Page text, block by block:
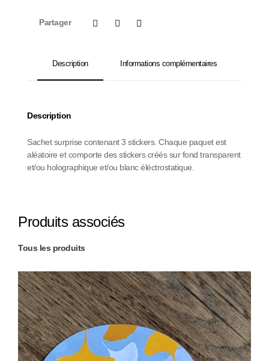
Partager
Description Informations complémentaires
Description
Sachet surprise contenant 3 stickers. Chaque paquet est
aléatoire et comporte des stickers créés sur fond transparent
et/ou holographique et/ou blanc éléctrostatique.
Produits associés
Tous les produits